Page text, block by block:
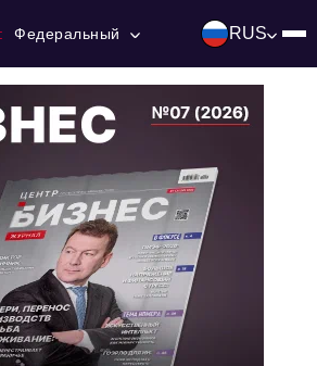
Федеральный RUS